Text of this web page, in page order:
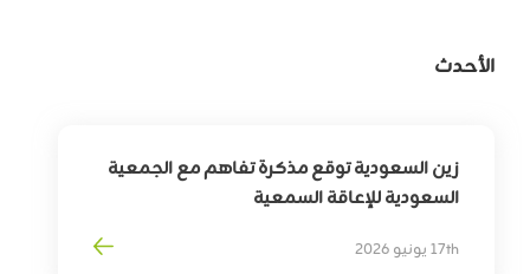
الأحدث
زين السعودية توقع مذكرة تفاهم مع الجمعية
السعودية للإعاقة السمعية
ذوي الإعاقة السمعية
17th يونيو 2026